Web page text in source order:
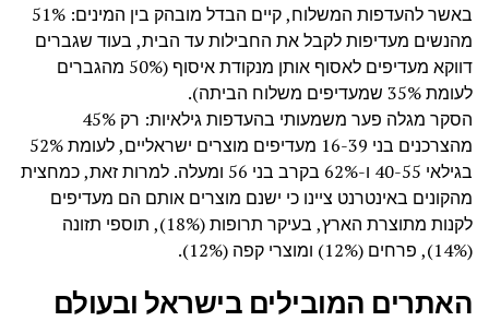
באשר להעדפות המשלוח, קיים הבדל מובהק בין המינים: 51%
מהנשים מעדיפות לקבל את החבילות עד הבית, בעוד שגברים
דווקא מעדיפים לאסוף אותן מנקודת איסוף (50% מהגברים
לעומת 35% שמעדיפים משלוח הביתה).
הסקר מגלה פער משמעותי בהעדפות גילאיות: רק 45%
מהצרכנים בני 16-39 מעדיפים מוצרים ישראליים, לעומת 52%
בגילאי 40-55 ו-62% בקרב בני 56 ומעלה. למרות זאת, כמחצית
מהקונים באינטרנט ציינו כי ישנם מוצרים אותם הם מעדיפים
לקנות מתוצרת הארץ, בעיקר תרופות (18%), תוספי תזונה
(14%), פרחים (12%) ומוצרי קפה (12%).
האתרים המובילים בישראל ובעולם